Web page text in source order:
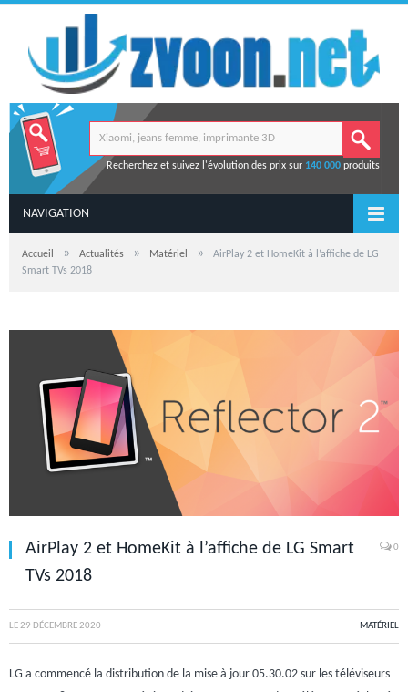
Recherchez et suivez l'évolution des prix sur 140 000produits
NAVIGATION
Accueil » Actualités » Matériel »
AirPlay 2 et HomeKit à l’affiche de LG
Smart TVs 2018
AirPlay 2 et HomeKit à l’affiche de LG Smart
TVs 2018
0
LE29 DÉCEMBRE 2020 MATÉRIEL
LG a commencé la distribution de la mise à jour 05.30.02 sur les téléviseurs